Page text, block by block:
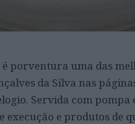
porventura uma das
da Silva nas
Servida com
e produtos de